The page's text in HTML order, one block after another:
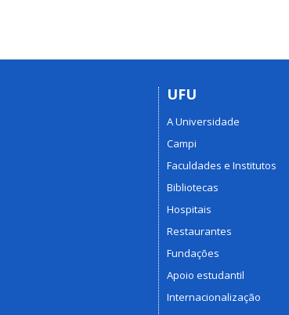
UFU
A Universidade
Campi
Faculdades e Institutos
Bibliotecas
Hospitais
Restaurantes
Fundações
Apoio estudantil
Internacionalização